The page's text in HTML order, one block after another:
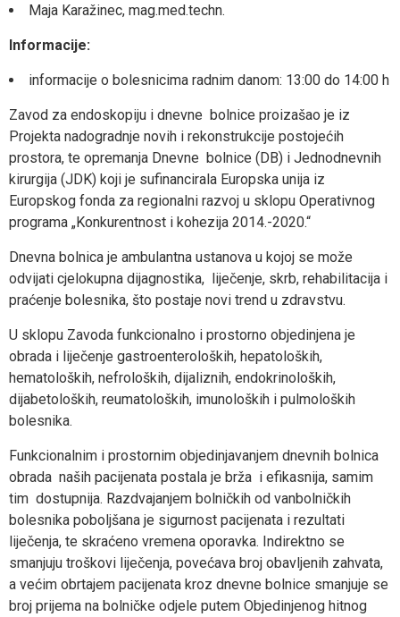
Maja Karažinec, mag.med.techn.
Informacije:
informacije o bolesnicima radnim danom: 13:00 do 14:00 h
Zavod za endoskopiju i dnevne bolnice proizašao je iz
Projekta nadogradnje novih i rekonstrukcije postojećih
prostora, te opremanja Dnevne bolnice (DB) i Jednodnevnih
kirurgija (JDK) koji je sufinancirala Europska unija iz
Europskog fonda za regionalni razvoj u sklopu Operativnog
programa „Konkurentnost i kohezija 2014.-2020.“
Dnevna bolnica je ambulantna ustanova u kojoj se može
odvijati cjelokupna dijagnostika, liječenje, skrb, rehabilitacija i
praćenje bolesnika, što postaje novi trend u zdravstvu.
U sklopu Zavoda funkcionalno i prostorno objedinjena je
obrada i liječenje gastroenteroloških, hepatoloških,
hematoloških, nefroloških, dijaliznih, endokrinoloških,
dijabetoloških, reumatoloških, imunoloških i pulmoloških
bolesnika.
Funkcionalnim i prostornim objedinjavanjem dnevnih bolnica
obrada naših pacijenata postala je brža i efikasnija, samim
tim dostupnija. Razdvajanjem bolničkih od vanbolničkih
bolesnika poboljšana je sigurnost pacijenata i rezultati
liječenja, te skraćeno vremena oporavka. Indirektno se
smanjuju troškovi liječenja, povećava broj obavljenih zahvata,
a većim obrtajem pacijenata kroz dnevne bolnice smanjuje se
broj prijema na bolničke odjele putem Objedinjenog hitnog